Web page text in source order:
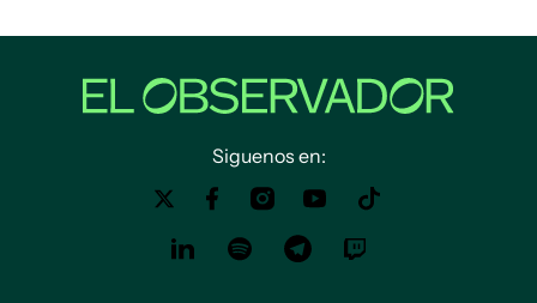
Siguenos en: